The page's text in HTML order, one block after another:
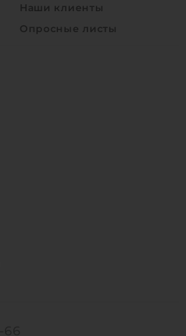
Наши клиенты
Опросные листы